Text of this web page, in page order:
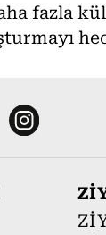
fazla